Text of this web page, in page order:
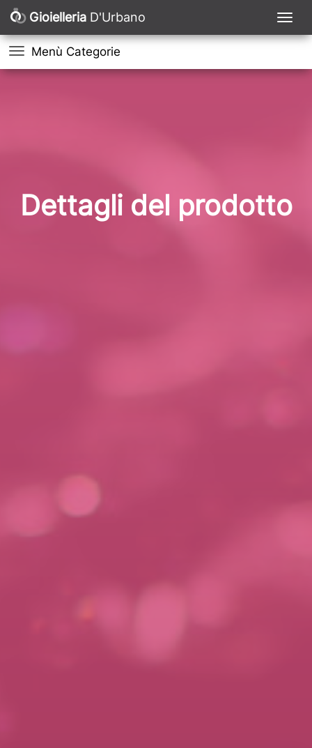
Gioielleria D'Urbano
Menù Categorie
Dettagli del prodotto